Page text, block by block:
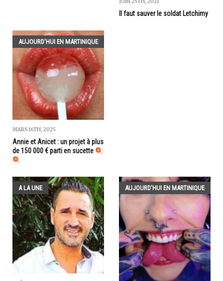
JUIN 25TH, 2021
Il faut sauver le soldat Letchimy
AUJOURD'HUI EN MARTINIQUE
MARS 16TH, 2025
Annie et Anicet : un projet à plus
de 150 000 € parti en sucette
A LA UNE AUJOURD'HUI EN MARTINIQUE